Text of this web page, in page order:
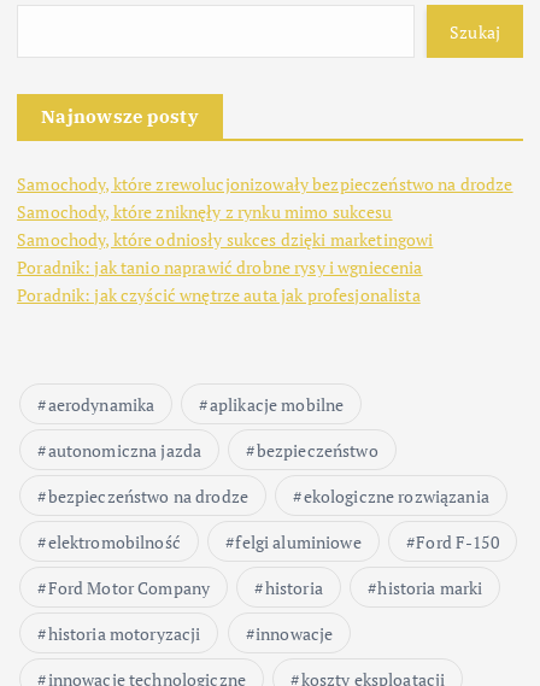
Szukaj
Najnowsze posty
Samochody, które zrewolucjonizowały bezpieczeństwo na drodze
Samochody, które zniknęły z rynku mimo sukcesu
Samochody, które odniosły sukces dzięki marketingowi
Poradnik: jak tanio naprawić drobne rysy i wgniecenia
Poradnik: jak czyścić wnętrze auta jak profesjonalista
aerodynamika
aplikacje mobilne
autonomiczna jazda
bezpieczeństwo
bezpieczeństwo na drodze
ekologiczne rozwiązania
elektromobilność
felgi aluminiowe
Ford F-150
Ford Motor Company
historia
historia marki
historia motoryzacji
innowacje
innowacje technologiczne
koszty eksploatacji